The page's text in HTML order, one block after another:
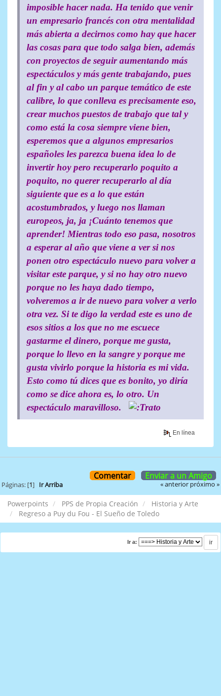
imposible hacer nada. Ha tenido que venir
un empresario francés con otra mentalidad
más abierta a decirnos como hay que hacer
las cosas para que todo salga bien, además
con proyectos de seguir aumentando más
espectáculos y más gente trabajando, pues
al fin y al cabo un parque temático de este
calibre, lo que conlleva es precisamente eso,
crear muchos puestos de trabajo que tal y
como está la cosa siempre viene bien,
esperemos que a algunos empresarios
españoles les parezca buena idea lo de
invertir hoy pero recuperarlo poquito a
poquito, no querer recuperarlo al día
siguiente que es a lo que están
acostumbrados, y luego nos llaman
europeos, ja, ja ¡Cuánto tenemos que
aprender! Mientras todo eso pasa, nosotros
a esperar al año que viene a ver si nos
ponen otro espectáculo nuevo para volver a
visitar este parque, y si no hay otro nuevo
porque no les haya dado tiempo,
volveremos a ir de nuevo para volver a verlo
otra vez. Si te digo la verdad este es uno de
esos sitios a los que no me escuece
gastarme el dinero, porque me gusta,
porque lo llevo en la sangre y porque me
gusta vivirlo porque la historia es mi vida.
Esto como tú dices que es bonito, yo diría
como se dice ahora es, lo otro. Un
espectáculo maravilloso.
En línea
Comentar Enviar a un Amigo
Páginas: [1] Ir Arriba « anterior próximo »
Powerpoints PPS de Propia Creación
Historia y Arte
Regreso a Puy du Fou - El Sueño de Toledo
Ir a: